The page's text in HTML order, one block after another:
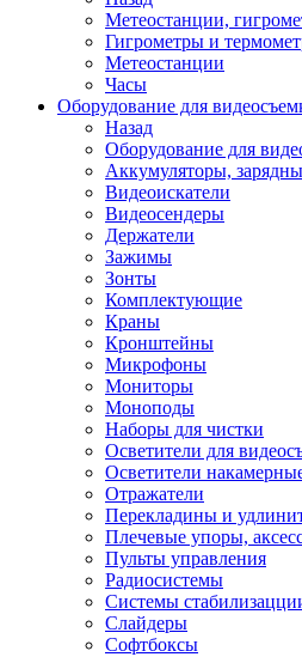
Метеостанции,
Гигрометры и
Метеостанции
Часы
Оборудование для
Назад
Оборудование для
Аккумуляторы,
Видеоискатели
Видеосендеры
Держатели
Зажимы
Зонты
Комплектующие
Краны
Кронштейны
Микрофоны
Мониторы
Моноподы
Наборы для чистки
Осветители для
Осветители
Отражатели
Перекладины и
Плечевые упоры,
Пульты управления
Радиосистемы
Системы
Слайдеры
Софтбоксы